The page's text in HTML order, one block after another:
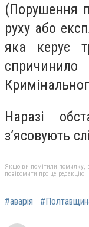
(Порушення
руху або
яка керує
Наразі
з’ясовують
Якщо ви помітили помилку,
повідомити про це редакцію
#аварія